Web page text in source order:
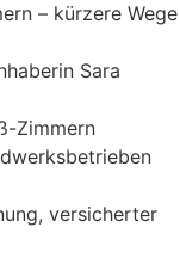
– kürzere Wege
Sara
Zimmern
versicherter